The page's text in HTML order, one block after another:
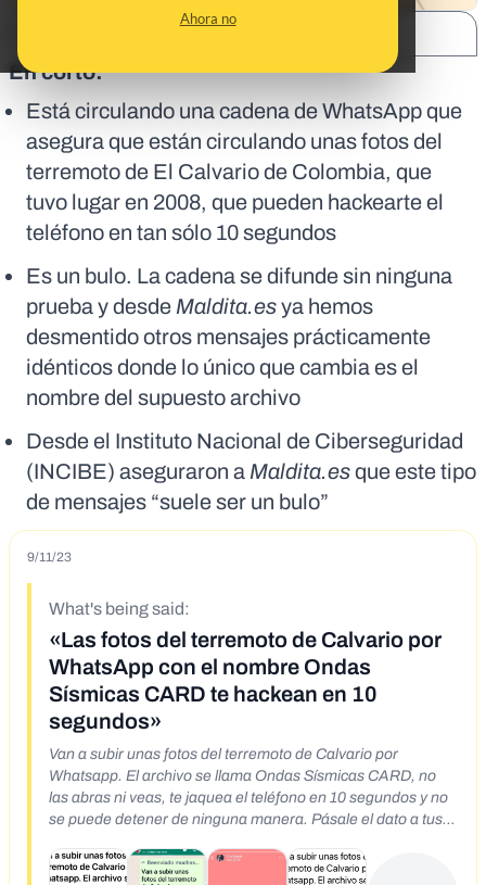
Ahora no
En corto:
Está circulando una cadena de WhatsApp que
asegura que están circulando unas fotos del
terremoto de El Calvario de Colombia, que
tuvo lugar en 2008, que pueden hackearte el
teléfono en tan sólo 10 segundos
Es un bulo. La cadena se difunde sin ninguna
prueba y desde Maldita.esya hemos
desmentido otros mensajes prácticamente
idénticos donde lo único que cambia es el
nombre del supuesto archivo
Desde el Instituto Nacional de Ciberseguridad
(INCIBE) aseguraron a Maldita.esque este tipo
de mensajes “suele ser un bulo”
9/11/23
What's being said:
«Las fotos del terremoto de Calvario por
WhatsApp con el nombre Ondas
Sísmicas CARD te hackean en 10
segundos»
Van a subir unas fotos del terremoto de Calvario por
Whatsapp. El archivo se llama Ondas Sísmicas CARD, no
las abras ni veas, te jaquea el teléfono en 10 segundos y no
se puede detener de ninguna manera. Pásale el dato a tus
TV